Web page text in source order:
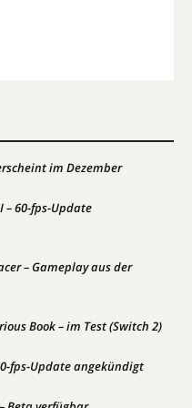
im Dezember
– 60-fps-Update
– Gameplay aus der
Book – im Test (Switch 2)
fps-Update angekündigt